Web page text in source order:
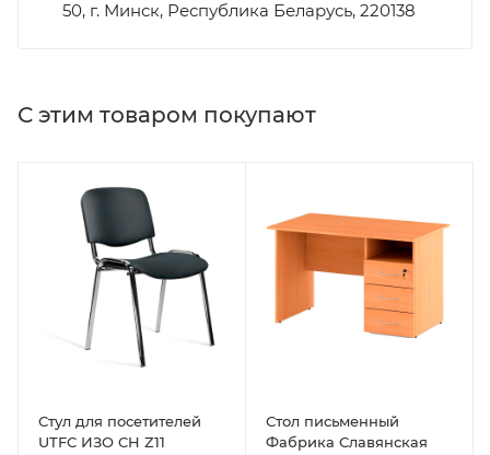
50, г. Минск, Республика Беларусь, 220138
С этим товаром покупают
Стул для посетителей
UTFC ИЗО CH Z11
Стол письменный
Фабрика Славянская